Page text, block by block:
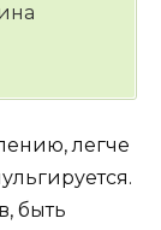
легче
быть